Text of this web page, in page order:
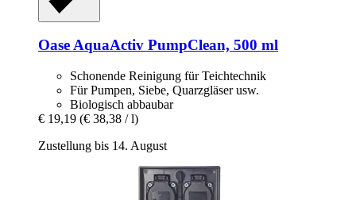
OaseAquaActiv PumpClean, 500 ml
Schonende Reinigung für Teichtechnik
Für Pumpen, Siebe, Quarzgläser usw.
Biologisch abbaubar
€ 19,19 (€ 38,38 / l)
Zustellung bis 14. August